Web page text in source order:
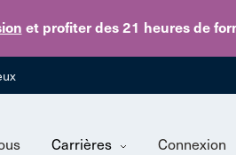
et profiter des 21 heures de
Skip to main content
Carrières Connexion